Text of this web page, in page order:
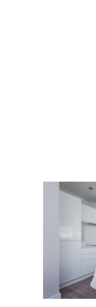
Овальный стол
Барный стол